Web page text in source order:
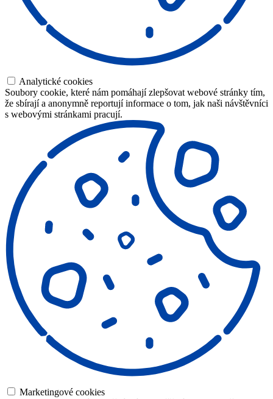
Analytické cookies
Soubory cookie, které nám pomáhají zlepšovat webové stránky tím,
že sbírají a anonymně reportují informace o tom, jak naši návštěvníci
s webovými stránkami pracují.
Marketingové cookies